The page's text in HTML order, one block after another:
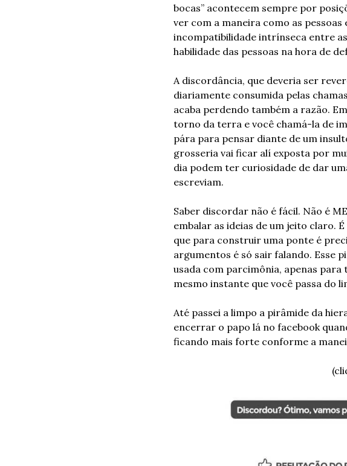
bocas” acontecem sempre por
ver com a maneira como as
incompatibilidade intrínseca entre
habilidade das pessoas na hora de
A discordância, que deveria ser
diariamente consumida pelas
acaba perdendo também a razão.
torno da terra e você chamá-la de
pára para pensar diante de um
grosseria vai ficar alí exposta por
dia podem ter curiosidade de dar
escreviam.
Saber discordar não é fácil. Não é
embalar as ideias de um jeito claro.
que para construir uma ponte é
argumentos é só sair falando. Esse
usada com parcimônia, apenas para
mesmo instante que você passa do
Até passei a limpo a pirâmide da
encerrar o papo lá no facebook
ficando mais forte conforme a